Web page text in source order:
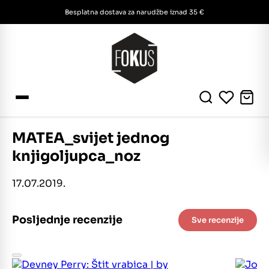
Besplatna dostava za narudžbe iznad 35 €
MATEA_svijet jednog
knjigoljupca_noz
17.07.2019.
Posljednje recenzije Sve recenzije